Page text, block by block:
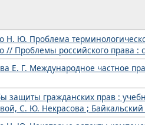
Н. Ю. Проблема
// Проблемы российского права :
Е. Г. Международное частное
защиты гражданских прав :
С. Ю. Некрасова ; Байкальский